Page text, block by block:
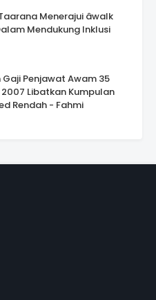
Menerajui âwalk
Mendukung Inklusi
Gaji Penjawat Awam 35
Libatkan Kumpulan
Rendah - Fahmi